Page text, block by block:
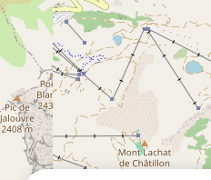
:
400 m
Bornand Chinaillon
m
aus
50 m
im Sommer